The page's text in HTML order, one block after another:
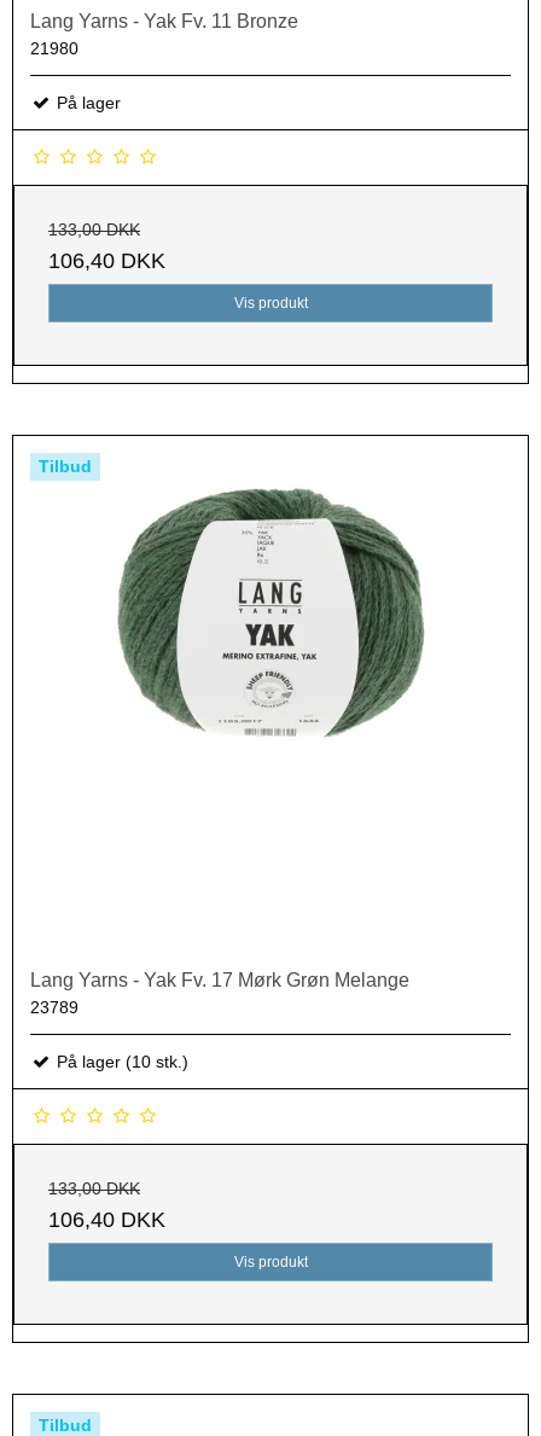
Lang Yarns - Yak Fv. 11 Bronze
21980
På lager
133,00 DKK
106,40 DKK
Vis produkt
Tilbud
Lang Yarns - Yak Fv. 17 Mørk Grøn Melange
23789
På lager (10 stk.)
133,00 DKK
106,40 DKK
Vis produkt
Tilbud